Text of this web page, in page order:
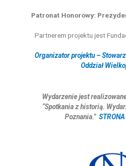
Patronat Honorowy:
Partnerem projektu jest
Organizator projektu –
Oddział
Wydarzenie jest
“Spotkania z historią.
Poznania.”